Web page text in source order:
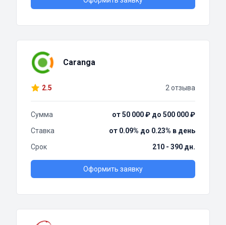
Caranga
2.5 2 отзыва
Сумма
от 50 000 ₽ до 500 000 ₽
Ставка
от 0.09% до 0.23% в день
Срок
210 - 390 дн.
Оформить заявку